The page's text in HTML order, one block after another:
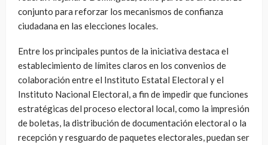
conjunto para reforzar los mecanismos de confianza
ciudadana en las elecciones locales.
Entre los principales puntos de la iniciativa destaca el
establecimiento de límites claros en los convenios de
colaboración entre el Instituto Estatal Electoral y el
Instituto Nacional Electoral, a fin de impedir que funciones
estratégicas del proceso electoral local, como la impresión
de boletas, la distribución de documentación electoral o la
recepción y resguardo de paquetes electorales, puedan ser